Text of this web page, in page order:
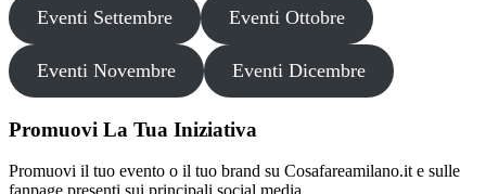
Eventi Settembre Eventi Ottobre
Eventi Novembre Eventi Dicembre
Promuovi La Tua Iniziativa
Promuovi il tuo evento o il tuo brand su Cosafareamilano.it e sulle